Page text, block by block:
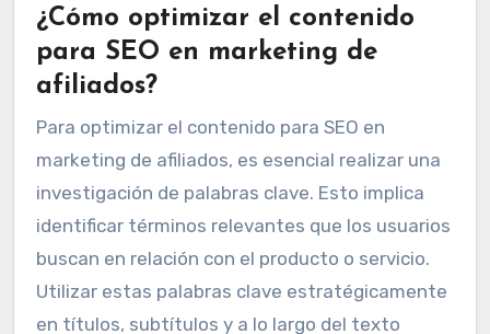
¿Cómo optimizar el contenido
para SEO en marketing de
afiliados?
Para optimizar el contenido para SEO en
marketing de afiliados, es esencial realizar una
investigación de palabras clave. Esto implica
identificar términos relevantes que los usuarios
buscan en relación con el producto o servicio.
Utilizar estas palabras clave estratégicamente
en títulos, subtítulos y a lo largo del texto